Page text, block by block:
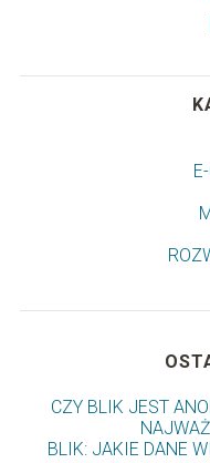
CZY BLIK JEST
BLIK: JAKIE DANE